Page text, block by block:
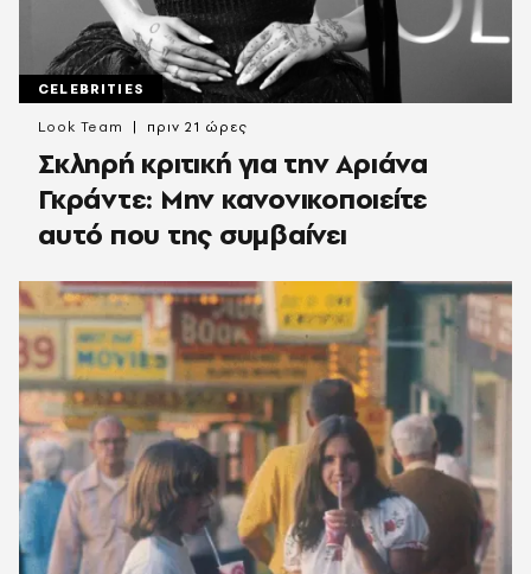
CELEBRITIES
Σκληρή κριτική για την Αριάνα
Γκράντε: Μην κανονικοποιείτε
αυτό που της συμβαίνει
Look Team πριν 21 ώρες